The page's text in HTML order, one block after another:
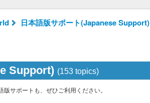
日本語版サポート(Japanese Support)
Support) (153 topics)
サポートも、ぜひご利用ください。